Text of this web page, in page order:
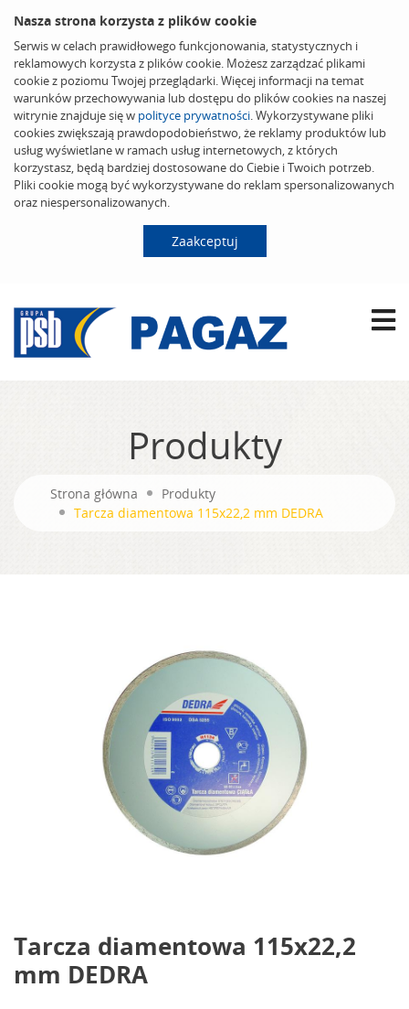
Nasza strona korzysta z plików cookie
Serwis w celach prawidłowego funkcjonowania, statystycznych i
reklamowych korzysta z plików cookie. Możesz zarządzać plikami
cookie z poziomu Twojej przeglądarki. Więcej informacji na temat
warunków przechowywania lub dostępu do plików cookies na naszej
witrynie znajduje się w polityce prywatności. Wykorzystywane pliki
cookies zwiększają prawdopodobieństwo, że reklamy produktów lub
usług wyświetlane w ramach usług internetowych, z których
korzystasz, będą bardziej dostosowane do Ciebie i Twoich potrzeb.
Pliki cookie mogą być wykorzystywane do reklam spersonalizowanych
oraz niespersonalizowanych.
Zaakceptuj
Produkty
Strona główna
Produkty
Tarcza diamentowa 115x22,2 mm DEDRA
Tarcza diamentowa 115x22,2
mm DEDRA